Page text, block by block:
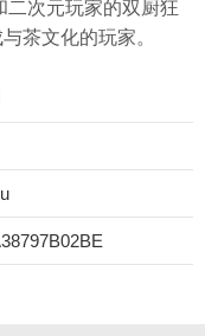
二次元玩家的双厨狂
茶文化的玩家。